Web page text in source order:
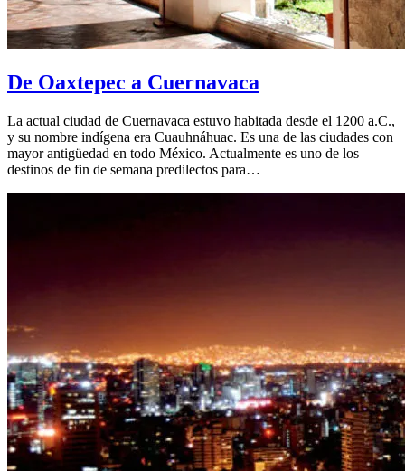
De Oaxtepec a Cuernavaca
La actual ciudad de Cuernavaca estuvo habitada desde el 1200 a.C.,
y su nombre indígena era Cuauhnáhuac. Es una de las ciudades con
mayor antigüedad en todo México. Actualmente es uno de los
destinos de fin de semana predilectos para…